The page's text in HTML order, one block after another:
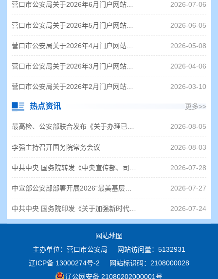
2026-07-06
2026-06-05
2026-05-08
2026-04-06
2026-03-10
热点资讯 更多>>
2026-08-05
李强主持召开国务院常务会议 2026-08-03
2026-07-28
2026-07-27
2026-07-24
网站地图
主办单位：营口市公安局
网站访问量：5132931
辽ICP备 13000274号-2
网站标识码：2108000028
辽公网安备 21080202000001号